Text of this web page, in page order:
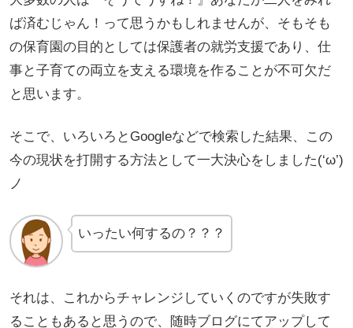
ば済むじゃん！って思うかもしれませんが、そもそも
の保育園の目的としては保護者の就労支援であり、仕
事と子育ての両立を支える環境を作ることが不可欠だ
と思います。
そこで、いろいろとGoogleなどで検索した結果、この
今の現状を打開する方法として一大決心をしました(‘ω’)
ノ
いったい何するの？？？
それは、これからチャレンジしていくのですが失敗す
ることもあると思うので、随時ブログにてアップして